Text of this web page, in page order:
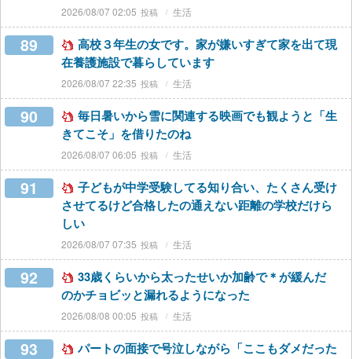
2026/08/07 02:05 生活
89
高校３年生の女です。家が嫌いすぎて家を出て現
在養護施設で暮らしています
2026/08/07 22:35 生活
90
毎日暑いから雪に関連する映画でも観ようと「生
きてこそ」を借りたのね
2026/08/07 06:05 生活
91
子どもが中学受験してる知り合い、たくさん受け
させてるけど合格したの通えない距離の学校だけら
しい
2026/08/07 07:35 生活
92
33歳くらいから太ったせいか加齢で＊が緩んだ
のかチョビッと漏れるようになった
2026/08/08 00:05 生活
93
パートの面接で号泣しながら「ここもダメだった